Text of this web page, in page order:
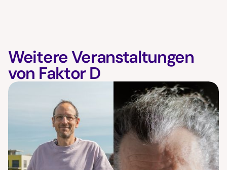
Weitere Veranstaltungen
von Faktor D